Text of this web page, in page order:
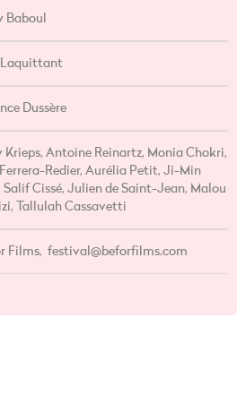
Baboul
Dussère
Krieps, Antoine Reinartz, Monia Chokri,
Redier, Aurélia Petit, Ji-Min
Salif Cissé, Julien de Saint-Jean, Malou
Tallulah Cassavetti
Films, festival@beforfilms.com